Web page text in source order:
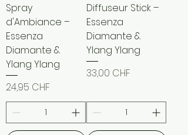
Spray
d'Ambiance –
Essenza
Diamante &
Ylang Ylang
Prix
24,95 CHF
Diffuseur Stick –
Essenza
Diamante &
Ylang Ylang
Prix
33,00 CHF